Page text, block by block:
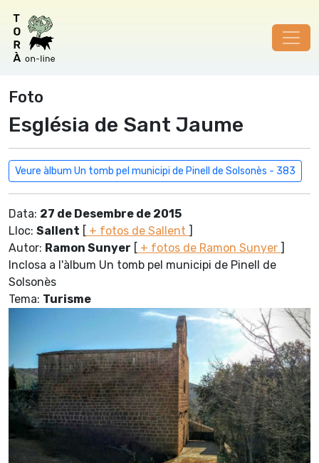
Foto
Església de Sant Jaume
Veure àlbum Un tomb pel municipi de Pinell de Solsonès - 383
Data: 27 de Desembre de 2015
Lloc: Sallent [ + fotos de Sallent ]
Autor: Ramon Sunyer [ + fotos de Ramon Sunyer ]
Inclosa a l'àlbum Un tomb pel municipi de Pinell de
Solsonès
Tema: Turisme